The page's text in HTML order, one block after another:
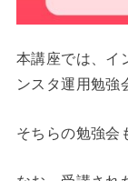
本講座では、イ
ンスタ運用勉強
そちらの勉強会